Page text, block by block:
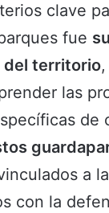
clave
fue
del territorio
las
de
a
con la